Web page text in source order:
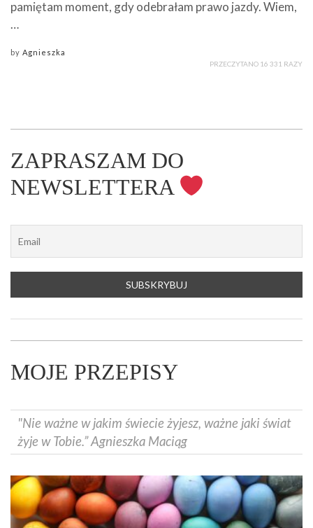
pamiętam moment, gdy odebrałam prawo jazdy. Wiem,
…
by Agnieszka
PRZECZYTANO 16 331 RAZY
ZAPRASZAM DO
NEWSLETTERA
MOJE PRZEPISY
"Nie ważne w jakim świecie żyjesz, ważne jaki świat
żyje w Tobie.” Agnieszka Maciąg